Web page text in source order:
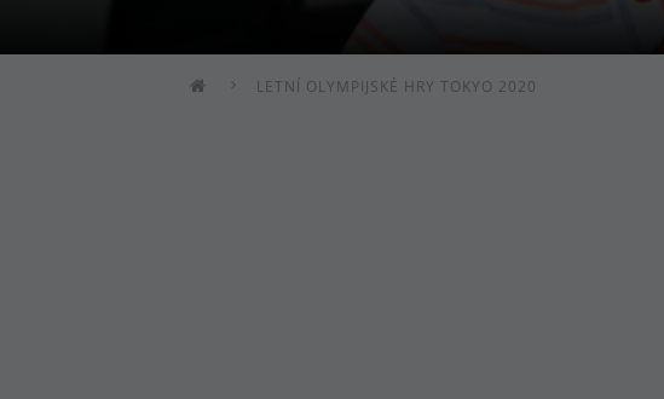
LETNÍ OLYMPIJSKÉ HRY TOKYO 2020